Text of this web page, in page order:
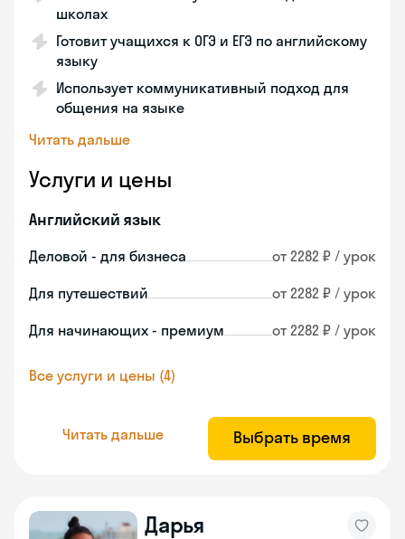
школах
Готовит учащихся к ОГЭ и ЕГЭ по английскому
языку
Использует коммуникативный подход для
общения на языке
Читать дальше
Услуги и цены
Английский язык
Деловой - для бизнеса от 2282 ₽ / урок
Для путешествий от 2282 ₽ / урок
Для начинающих - премиум от 2282 ₽ / урок
Все услуги и цены (4)
Читать дальше Выбрать время
Дарья